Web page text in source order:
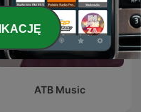
ATB Music